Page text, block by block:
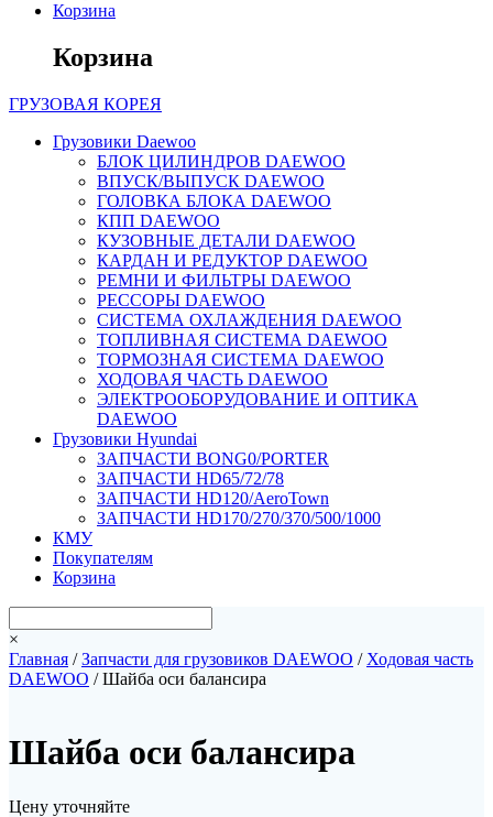
Корзина
Корзина
ГРУЗОВАЯ КОРЕЯ
Грузовики Daewoo
БЛОК ЦИЛИНДРОВ DAEWOO
ВПУСК/ВЫПУСК DAEWOO
ГОЛОВКА БЛОКА DAEWOO
КПП DAEWOO
КУЗОВНЫЕ ДЕТАЛИ DAEWOO
КАРДАН И РЕДУКТОР DAEWOO
РЕМНИ И ФИЛЬТРЫ DAEWOO
РЕССОРЫ DAEWOO
СИСТЕМА ОХЛАЖДЕНИЯ DAEWOO
ТОПЛИВНАЯ СИСТЕМА DAEWOO
ТОРМОЗНАЯ СИСТЕМА DAEWOO
ХОДОВАЯ ЧАСТЬ DAEWOO
ЭЛЕКТРООБОРУДОВАНИЕ И ОПТИКА
DAEWOO
Грузовики Hyundai
ЗАПЧАСТИ BONG0/PORTER
ЗАПЧАСТИ HD65/72/78
ЗАПЧАСТИ HD120/AeroTown
ЗАПЧАСТИ HD170/270/370/500/1000
КМУ
Покупателям
Корзина
×
Главная /Запчасти для грузовиков DAEWOO / Ходовая часть
DAEWOO / Шайба оси балансира
Шайба оси балансира
Цену уточняйте